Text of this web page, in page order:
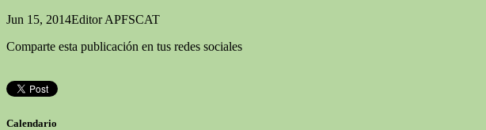
Jun 15, 2014Editor APFSCAT
Comparte esta publicación en tus redes sociales
Calendario